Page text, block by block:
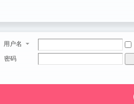
用户名
密码